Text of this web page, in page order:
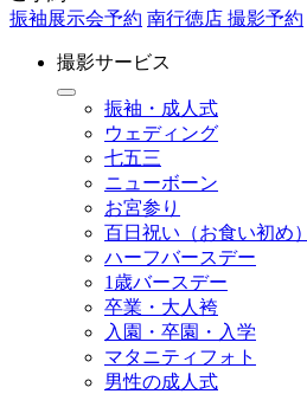
振袖展示会予約 南行徳店 撮影予約
撮影サービス
振袖・成人式
ウェディング
七五三
ニューボーン
お宮参り
百日祝い（お食い初め）
ハーフバースデー
1歳バースデー
卒業・大人袴
入園・卒園・入学
マタニティフォト
男性の成人式